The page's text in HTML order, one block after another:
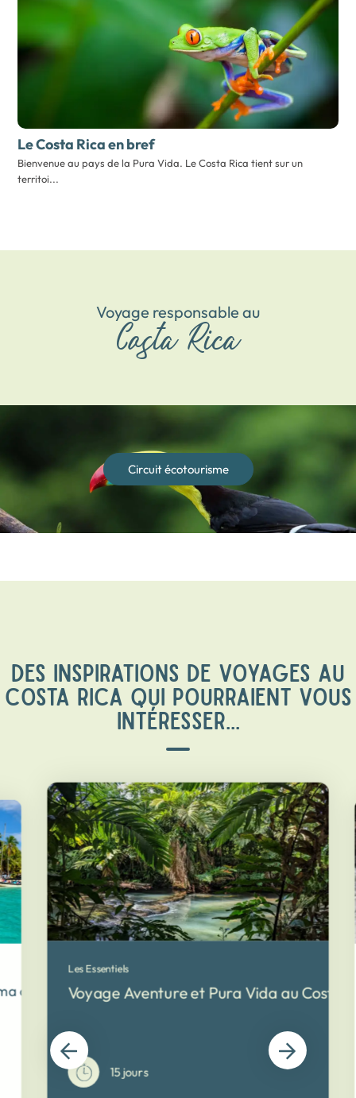
Le Costa Ricaen bref
Bienvenue au pays de la Pura Vida. Le Costa Rica tient sur un
territoi...
Voyage responsable au
Costa Rica
Circuit écotourisme
DES INSPIRATIONS DE VOYAGES AU
COSTA RICA QUI POURRAIENT VOUS
INTÉRESSER...
au Costa Rica
Les Essentiels
Voyage Aventure et Pura Vida au Costa
15 jours